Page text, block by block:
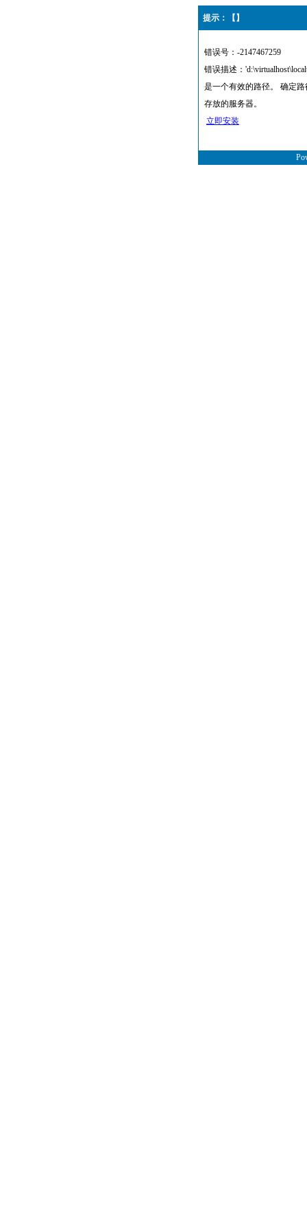
提示：【】
错误号：-2147467259
错误描述：
是一个有效的路径。 确定
存放的服务器。
立即安装